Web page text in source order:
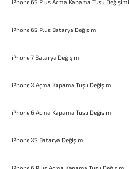
iPhone 6S Plus Açma Kapama Tuşu Değişimi
iPhone 6S Plus Batarya Değişimi
iPhone 7 Batarya Değişimi
iPhone X Açma Kapama Tuşu Değişimi
iPhone 6 Açma Kapama Tuşu Değişimi
iPhone XS Batarya Değişimi
iPhone 6 Plus Açma Kapama Tuşu Değişimi